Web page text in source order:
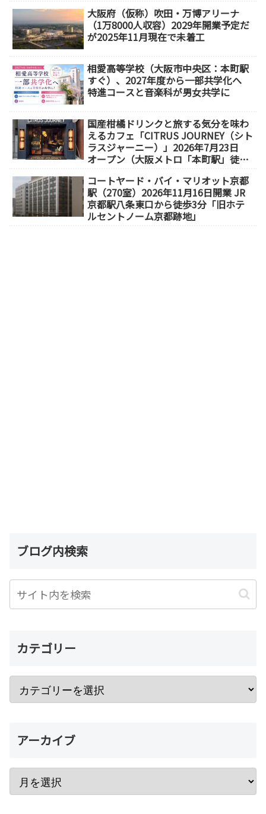
大阪府（仮称）吹田・万博アリーナ
（1万8000人収容）2029年開業予定だ
が2025年11月現在で未着工
相愛高等学校（大阪市中央区：本町駅
すぐ）、2027年度から一部共学化へ
特進コースと音楽科が男女共学に
国産柑橘ドリンクと旅する気分を味わ
えるカフェ「CITRUS JOURNEY（シト
ラスジャーニー）」2026年7月23日
オープン（大阪メトロ「本町駅」徒歩
コートヤード・バイ・マリオット京都
駅（270室）2026年11月16日開業 JR
京都駅八条東口から徒歩3分「旧ホテ
ルセントノーム京都跡地」
ブログ内検索
カテゴリー
アーカイブ